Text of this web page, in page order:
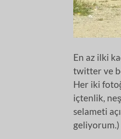
En az ilki
twitter ve
Her iki
içtenlik,
selameti
geliyorum.)